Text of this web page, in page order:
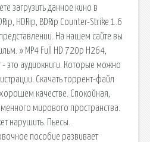
загрузить данное кино в
HDRip, BDRip Counter-Strike 1.6
На нашем сайте вы
» MP4 Full HD 720p H264,
это аудиокниги. Которые можно
Скачать торрент-файл
качестве. Спокойная,
мирового пространства.
нарушить. Пьесы.
пособие развивает